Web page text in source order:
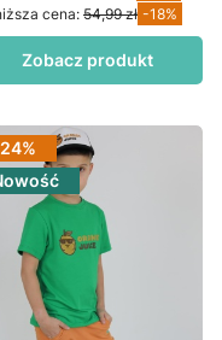
cena:54,99 zł -18%
Zobacz produkt